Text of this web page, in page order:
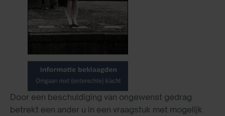
Door een beschuldiging van ongewenst gedrag
betrekt een ander u in een vraagstuk met mogelijk